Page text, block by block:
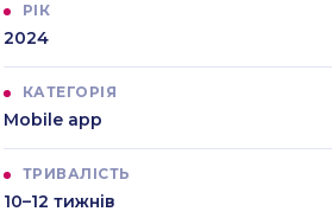
РІК
2024
КАТЕГОРІЯ
Mobile app
ТРИВАЛІСТЬ
10–12 тижнів